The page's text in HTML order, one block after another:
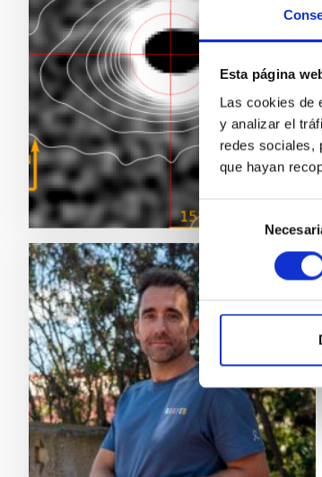
Esta página
Las cookies de
y analizar el
redes sociales,
que hayan
Selección
de
consentimiento